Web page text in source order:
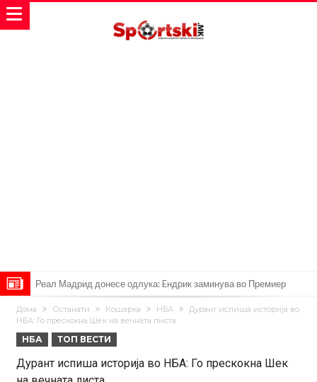
Реал Мадрид донесе одлука: Eндрик заминува во Премиер
лигата!
(ФОТО) Тажна вест од Аргентина: Голема загуба во семејството
на Меси
Мурињо воведува строга дисциплина во Реал Мадрид: Ова се
Дома Останати Кошарка НБА
Дурант испиша историја во
НБА: Го прескокна Шек на вечната листа
НБА ТОП ВЕСТИ
Дурант испиша историја во НБА: Го прескокна Шек